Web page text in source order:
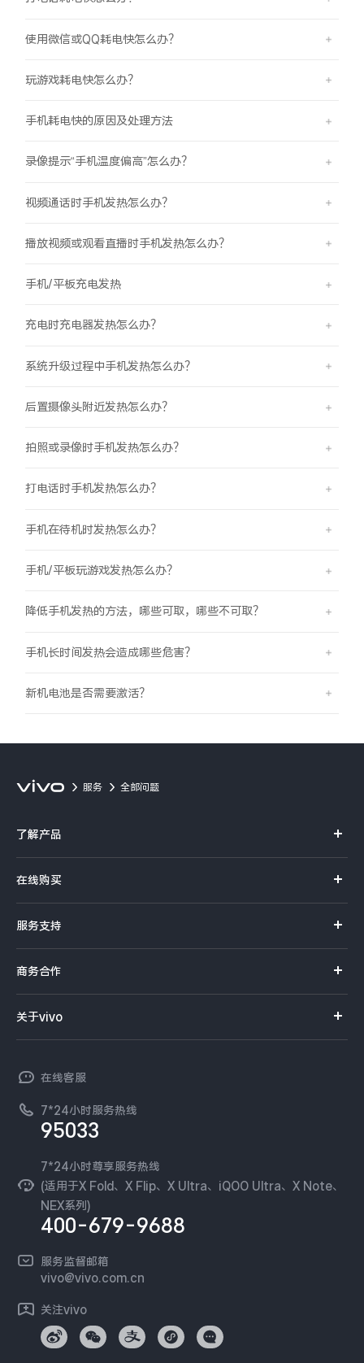
使用微信或QQ耗电快怎么办？
玩游戏耗电快怎么办？
手机耗电快的原因及处理方法
录像提示“手机温度偏高”怎么办？
视频通话时手机发热怎么办？
播放视频或观看直播时手机发热怎么办？
手机/平板充电发热
充电时充电器发热怎么办？
系统升级过程中手机发热怎么办？
后置摄像头附近发热怎么办？
拍照或录像时手机发热怎么办？
打电话时手机发热怎么办？
手机在待机时发热怎么办？
手机/平板玩游戏发热怎么办？
降低手机发热的方法，哪些可取，哪些不可取？
手机长时间发热会造成哪些危害？
新机电池是否需要激活？
服务 全部问题
了解产品
S系列
Y系列
iQOO手机
T系列
NEX系列
在线购买
选购手机
选购配件
订单查询
服务支持
服务网点
查找手机
环保回收
安全公告
服务隐私政策
Log还原LUTs下载
vivo 办公套件
商务合作
开放平台
vivo 企业业务
廉正合规
国补营业执照
无线电发射设备销售备案
关于vivo
工作机会
新闻资讯
可持续发展
vivo 蔡司影像
开发者社区
在线客服
7*24小时服务热线
95033
7*24小时尊享服务热线
(适用于X Fold、X Flip、X Ultra、iQOO Ultra、X Note、
NEX系列)
400-679-9688
服务监督邮箱
vivo@vivo.com.cn
关注vivo